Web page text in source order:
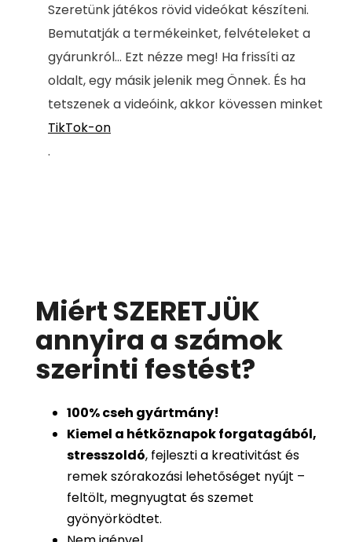
Szeretünk játékos rövid videókat készíteni.
Bemutatják a termékeinket, felvételeket a
gyárunkról... Ezt nézze meg! Ha frissíti az
oldalt, egy másik jelenik meg Önnek. És ha
tetszenek a videóink, akkor kövessen minket
TikTok-on
.
Miért SZERETJÜK
annyira a számok
szerinti festést?
100%cseh gyártmány!
Kiemel a hétköznapok forgatagából,
stresszoldó, fejleszti a kreativitást és
remek szórakozási lehetőséget nyújt –
feltölt, megnyugtat és szemet
gyönyörködtet.